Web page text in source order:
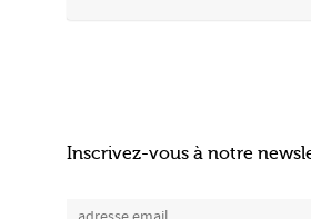
Inscrivez-vous à notre